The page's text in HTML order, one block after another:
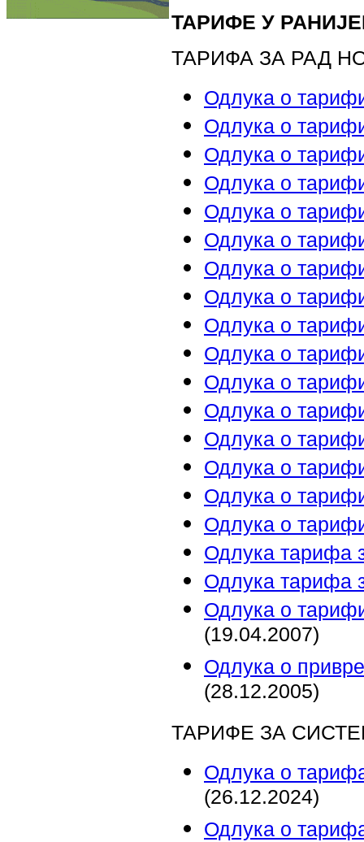
ТАРИФЕ У
ТАРИФА ЗА РАД
Одлука о
Одлука о
Одлука о
Одлука о
Одлука о
Одлука о
Одлука о
Одлука о
Одлука о
Одлука о
Одлука о
Одлука о
Одлука о
Одлука о
Одлука о
Одлука о
Одлука
Одлука тарифа
Одлука о
(19.04.2007)
Одлука о
(28.12.2005)
ТАРИФЕ ЗА
Одлука о
(26.12.2024)
Одлука о